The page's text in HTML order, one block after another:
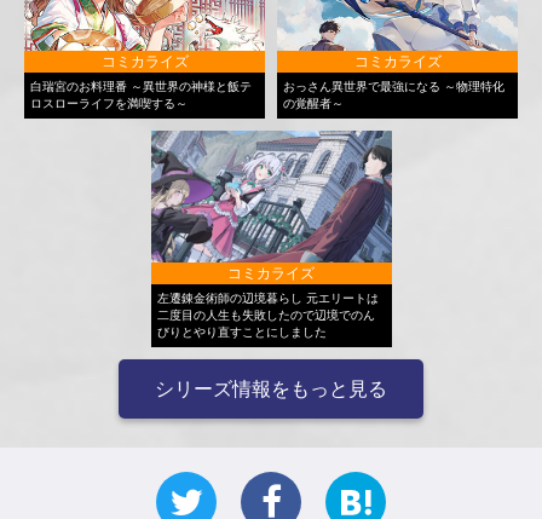
コミカライズ
白瑞宮のお料理番 ～異世界の神様と飯テ
ロスローライフを満喫する～
コミカライズ
おっさん異世界で最強になる ～物理特化
の覚醒者～
コミカライズ
左遷錬金術師の辺境暮らし 元エリートは
二度目の人生も失敗したので辺境でのん
びりとやり直すことにしました
シリーズ情報をもっと見る